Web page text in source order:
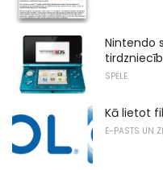
Nintendo
SPĒLE
Kā lietot
E-PASTS UN